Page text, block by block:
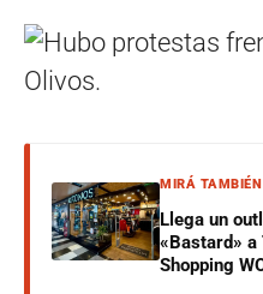
MIRÁ TAMBIÉN
Llega un
«Bastard» a
Shopping